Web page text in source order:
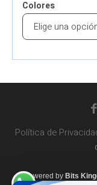
Colores
Política de
Powered by Bits